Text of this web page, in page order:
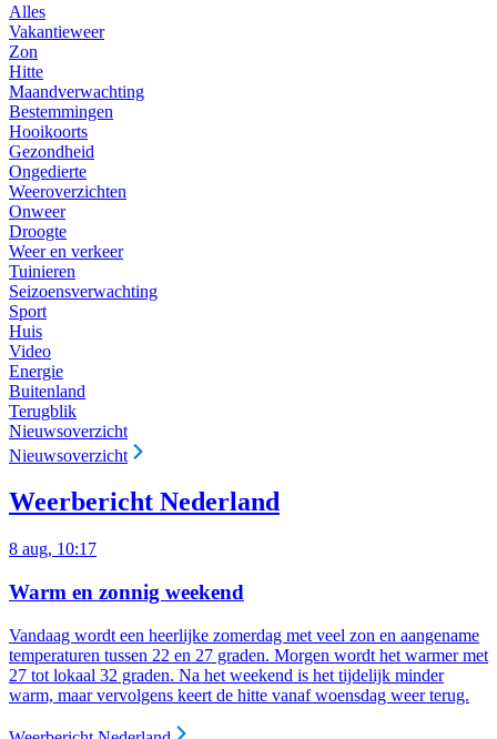
Alles
Vakantieweer
Zon
Hitte
Maandverwachting
Bestemmingen
Hooikoorts
Gezondheid
Ongedierte
Weeroverzichten
Onweer
Droogte
Weer en verkeer
Tuinieren
Seizoensverwachting
Sport
Huis
Video
Energie
Buitenland
Terugblik
Nieuwsoverzicht
Nieuwsoverzicht
Weerbericht Nederland
8 aug, 10:17
Warm en zonnig weekend
Vandaag wordt een heerlijke zomerdag met veel zon en aangename
temperaturen tussen 22 en 27 graden. Morgen wordt het warmer met
27 tot lokaal 32 graden. Na het weekend is het tijdelijk minder
warm, maar vervolgens keert de hitte vanaf woensdag weer terug.